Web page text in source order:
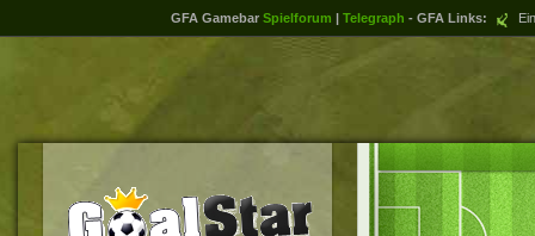
GFA Gamebar Spielforum | Telegraph - GFA Links: